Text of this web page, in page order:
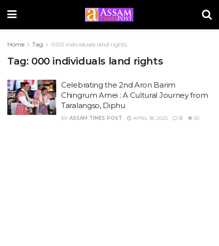
Home Tag 000 individuals land rights
Tag: 000 individuals land rights
Celebrating the 2nd Aron Barim
Chingrum Amei : A Cultural Journey from
Taralangso, Diphu
BY ASSAM TIMES POST APRIL 18, 2025 0 50